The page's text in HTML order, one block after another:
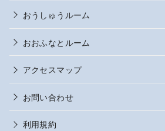
おうしゅうルーム
おおふなとルーム
アクセスマップ
お問い合わせ
利用規約